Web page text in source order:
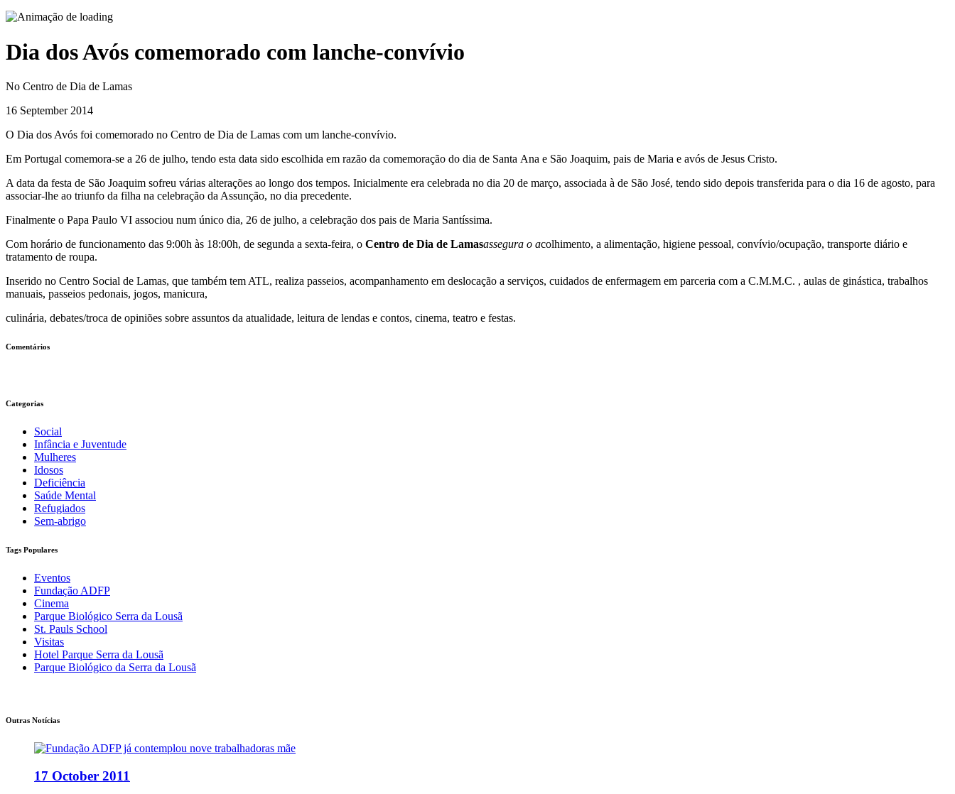
Dia dos Avós comemorado com lanche-convívio
No Centro de Dia de Lamas
16 September 2014
O Dia dos Avós foi comemorado no Centro de Dia de Lamas com um lanche-convívio.
Em Portugal comemora-se a 26 de julho, tendo esta data sido escolhida em razão da comemoração do dia de Santa Ana e São Joaquim, pais de Maria e avós de Jesus Cristo.
A data da festa de São Joaquim sofreu várias alterações ao longo dos tempos. Inicialmente era celebrada no dia 20 de março, associada à de São José, tendo sido depois transferida para o dia 16 de agosto, para
associar-lhe ao triunfo da filha na celebração da Assunção, no dia precedente.
Finalmente o Papa Paulo VI associou num único dia, 26 de julho, a celebração dos pais de Maria Santíssima.
Com horário de funcionamento das 9:00h às 18:00h, de segunda a sexta-feira, o Centro de Dia de Lamasassegura o acolhimento, a alimentação, higiene pessoal, convívio/ocupação, transporte diário e
tratamento de roupa.
Inserido no Centro Social de Lamas, que também tem ATL, realiza passeios, acompanhamento em deslocação a serviços, cuidados de enfermagem em parceria com a C.M.M.C. , aulas de ginástica, trabalhos
manuais, passeios pedonais, jogos, manicura,
culinária, debates/troca de opiniões sobre assuntos da atualidade, leitura de lendas e contos, cinema, teatro e festas.
Comentários
Categorias
Social
Infância e Juventude
Mulheres
Idosos
Deficiência
Saúde Mental
Refugiados
Sem-abrigo
Tags Populares
Eventos
Fundação ADFP
Cinema
Parque Biológico Serra da Lousã
St. Pauls School
Visitas
Hotel Parque Serra da Lousã
Parque Biológico da Serra da Lousã
Outras Notícias
17 October 2011